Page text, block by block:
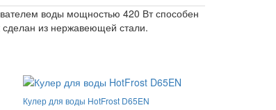
воды мощностью 420 Вт способен
сделан из нержавеющей стали.
Кулер для воды HotFrost D65EN